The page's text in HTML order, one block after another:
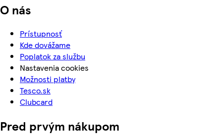
O nás
Prístupnosť
Kde dovážame
Poplatok za službu
Nastavenia cookies
Možnosti platby
Tesco.sk
Clubcard
Pred prvým nákupom